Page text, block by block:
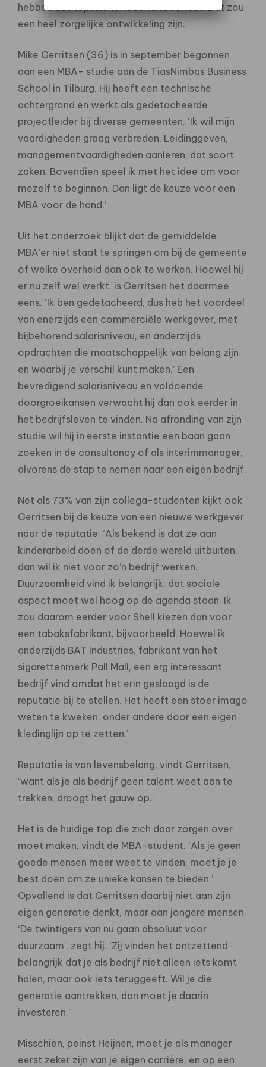
hebben dat toptalent Nederland verlaat. Dat zou
een heel zorgelijke ontwikkeling zijn.’
Mike Gerritsen (36) is in september begonnen
aan een MBA- studie aan de TiasNimbas Business
School in Tilburg. Hij heeft een technische
achtergrond en werkt als gedetacheerde
projectleider bij diverse gemeenten. ‘Ik wil mijn
vaardigheden graag verbreden. Leidinggeven,
managementvaardigheden aanleren, dat soort
zaken. Bovendien speel ik met het idee om voor
mezelf te beginnen. Dan ligt de keuze voor een
MBA voor de hand.’
Uit het onderzoek blijkt dat de gemiddelde
MBA’er niet staat te springen om bij de gemeente
of welke overheid dan ook te werken. Hoewel hij
er nu zelf wel werkt, is Gerritsen het daarmee
eens. ‘Ik ben gedetacheerd, dus heb het voordeel
van enerzijds een commerciële werkgever, met
bijbehorend salarisniveau, en anderzijds
opdrachten die maatschappelijk van belang zijn
en waarbij je verschil kunt maken.’ Een
bevredigend salarisniveau en voldoende
doorgroeikansen verwacht hij dan ook eerder in
het bedrijfsleven te vinden. Na afronding van zijn
studie wil hij in eerste instantie een baan gaan
zoeken in de consultancy of als interimmanager,
alvorens de stap te nemen naar een eigen bedrijf.
Net als 73% van zijn collega-studenten kijkt ook
Gerritsen bij de keuze van een nieuwe werkgever
naar de reputatie. ‘Als bekend is dat ze aan
kinderarbeid doen of de derde wereld uitbuiten,
dan wil ik niet voor zo’n bedrijf werken.
Duurzaamheid vind ik belangrijk; dat sociale
aspect moet wel hoog op de agenda staan. Ik
zou daarom eerder voor Shell kiezen dan voor
een tabaksfabrikant, bijvoorbeeld. Hoewel ik
anderzijds BAT Industries, fabrikant van het
sigarettenmerk Pall Mall, een erg interessant
bedrijf vind omdat het erin geslaagd is de
reputatie bij te stellen. Het heeft een stoer imago
weten te kweken, onder andere door een eigen
kledinglijn op te zetten.’
Reputatie is van levensbelang, vindt Gerritsen,
‘want als je als bedrijf geen talent weet aan te
trekken, droogt het gauw op.’
Het is de huidige top die zich daar zorgen over
moet maken, vindt de MBA-student. ‘Als je geen
goede mensen meer weet te vinden, moet je je
best doen om ze unieke kansen te bieden.’
Opvallend is dat Gerritsen daarbij niet aan zijn
eigen generatie denkt, maar aan jongere mensen.
‘De twintigers van nu gaan absoluut voor
duurzaam’, zegt hij. ‘Zij vinden het ontzettend
belangrijk dat je als bedrijf niet alleen iets komt
halen, maar ook iets teruggeeft. Wil je die
generatie aantrekken, dan moet je daarin
investeren.’
Misschien, peinst Heijnen, moet je als manager
eerst zeker zijn van je eigen carrière, en op een